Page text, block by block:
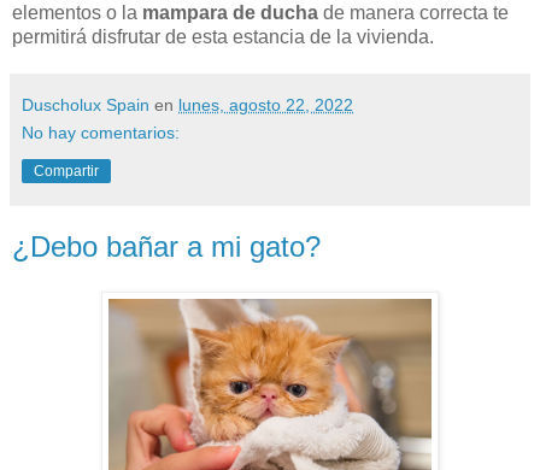
elementos o la mampara de ducha de manera correcta te
permitirá disfrutar de esta estancia de la vivienda.
Duscholux Spain en lunes, agosto 22, 2022
No hay comentarios:
Compartir
¿Debo bañar a mi gato?